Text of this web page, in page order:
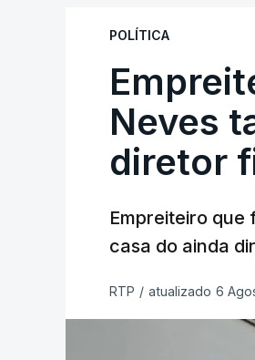
POLÍTICA
Neves
diretor
Empreiteiro que
casa do ainda
RTP / atualizado 6